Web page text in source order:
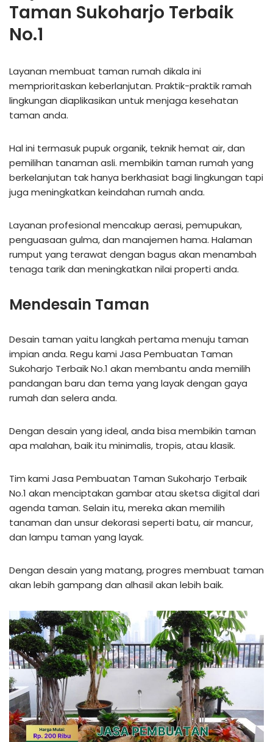
Taman Sukoharjo Terbaik
No.1
Layanan membuat taman rumah dikala ini
memprioritaskan keberlanjutan. Praktik-praktik ramah
lingkungan diaplikasikan untuk menjaga kesehatan
taman anda.
Hal ini termasuk pupuk organik, teknik hemat air, dan
pemilihan tanaman asli. membikin taman rumah yang
berkelanjutan tak hanya berkhasiat bagi lingkungan tapi
juga meningkatkan keindahan rumah anda.
Layanan profesional mencakup aerasi, pemupukan,
penguasaan gulma, dan manajemen hama. Halaman
rumput yang terawat dengan bagus akan menambah
tenaga tarik dan meningkatkan nilai properti anda.
Mendesain Taman
Desain taman yaitu langkah pertama menuju taman
impian anda. Regu kami Jasa Pembuatan Taman
Sukoharjo Terbaik No.1 akan membantu anda memilih
pandangan baru dan tema yang layak dengan gaya
rumah dan selera anda.
Dengan desain yang ideal, anda bisa membikin taman
apa malahan, baik itu minimalis, tropis, atau klasik.
Tim kami Jasa Pembuatan Taman Sukoharjo Terbaik
No.1 akan menciptakan gambar atau sketsa digital dari
agenda taman. Selain itu, mereka akan memilih
tanaman dan unsur dekorasi seperti batu, air mancur,
dan lampu taman yang layak.
Dengan desain yang matang, progres membuat taman
akan lebih gampang dan alhasil akan lebih baik.